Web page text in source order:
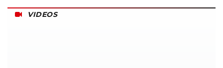
VIDEOS